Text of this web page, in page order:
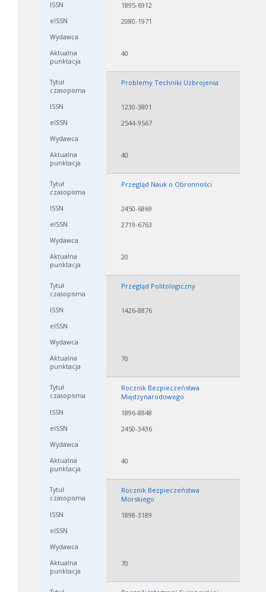
1895-6912
2080-1971
40
Problemy Techniki Uzbrojenia
1230-3801
2544-9567
40
Przegląd Nauk o Obronności
2450-6869
2719-6763
20
Przegląd Politologiczny
1426-8876
70
Rocznik Bezpieczeństwa
Międzynarodowego
1896-8848
2450-3436
40
Rocznik Bezpieczeństwa
Morskiego
1898-3189
70